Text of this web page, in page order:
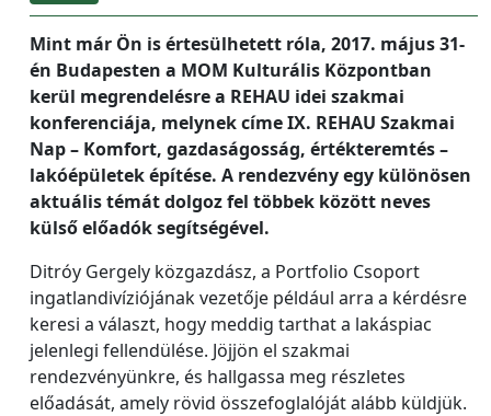
Mint már Ön is értesülhetett róla, 2017. május 31-
én Budapesten a MOM Kulturális Központban
kerül megrendelésre a REHAU idei szakmai
konferenciája, melynek címe IX. REHAU Szakmai
Nap – Komfort, gazdaságosság, értékteremtés –
lakóépületek építése. A rendezvény egy különösen
aktuális témát dolgoz fel többek között neves
külső előadók segítségével.
Ditróy Gergely közgazdász, a Portfolio Csoport
ingatlandivíziójának vezetője például arra a kérdésre
keresi a választ, hogy meddig tarthat a lakáspiac
jelenlegi fellendülése. Jöjjön el szakmai
rendezvényünkre, és hallgassa meg részletes
előadását, amely rövid összefoglalóját alább küldjük.